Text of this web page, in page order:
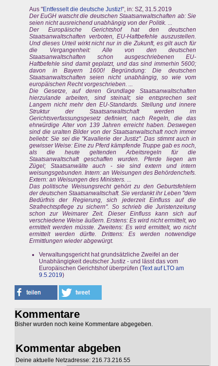
Aus "Entfesselt die deutsche Justiz!", in: SZ, 31.5.2019
Der EuGH watscht die deutschen Staatsanwaltschaften ab: Sie
seien nicht ausreichend unabhängig von der Politik. ...
Der Europäische Gerichtshof hat den deutschen
Staatsanwaltschaften verboten, EU-Haftbefehle auszustellen.
Und dieses Urteil wirkt nicht nur in die Zukunft, es gilt auch für
die Vergangenheit: Alle von den deutschen
Staatsanwaltschaften schon ausgeschriebenen EU-
Haftbefehle sind damit geplatzt, und das sind immerhin 5600;
davon in Bayern 1600! Begründung: Die deutschen
Staatsanwaltschaften seien nicht unabhängig, so wie vom
europäischen Recht vorgeschrieben. ...
Die Gesetze, auf deren Grundlage Staatsanwaltschaften
hierzulande arbeiten, sind steinalt; sie entsprechen seit
Langem nicht mehr den EU-Standards. Stellung und innere
Struktur der Staatsanwaltschaft werden im
Gerichtsverfassungsgesetz definiert, nach Regeln, die das
ehrwürdige Alter von 139 Jahren erreicht haben. Deswegen
sind die uralten Bilder von der Staatsanwaltschaft noch immer
beliebt: Sie sei die "Kavallerie der Justiz". Das stimmt auch in
gewisser Weise: Eine zu Pferd kämpfende Truppe gab es noch,
als die heute geltenden Arbeitsregeln für die
Staatsanwaltschaft geschaffen wurden. Pferde liegen am
Zügel; Staatsanwälte auch - sie sind extern und intern
weisungsgebunden. Intern: an Weisungen des Behördenchefs.
Extern: an Weisungen des Ministers. ...
Das politische Weisungsrecht gehört zu den Geburtsfehlern
der deutschen Staatsanwaltschaft. Sie verdankt ihr Leben "dem
Bedürfnis der Regierung, sich jederzeit Einfluss auf die
Strafrechtspflege zu sichern". So schrieb die Juristenzeitung
schon zur Weimarer Zeit. Dieser Einfluss kann sich auf
verschiedene Weise äußern. Erstens: Es wird nicht ermittelt, wo
ermittelt werden müsste. Zweitens: Es wird ermittelt, wo nicht
ermittelt werden dürfte. Drittens: Es werden notwendige
Ermittlungen wieder abgewürgt.
Verwaltungsgericht hat grundsätzliche Zweifel an der
Unabhängigkeit deutscher Justiz - und lässt das vom
Europäischen Gerichtshof überprüfen (Text auf LTO am
9.5.2019)
Kommentare
Bisher wurden noch keine Kommentare abgegeben.
Kommentar abgeben
Deine aktuelle Netzadresse: 216.73.216.55